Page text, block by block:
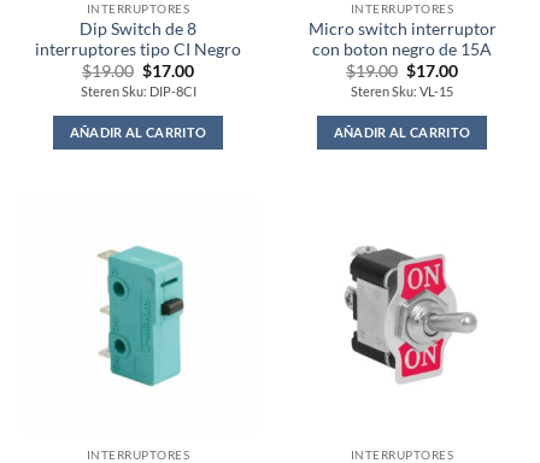
INTERRUPTORES
Dip Switch de 8
interruptores tipo CI Negro
$19.00 Original
price
was:
$19.00.
$17.00Current
price
is:
$17.00.
Steren Sku: DIP-8CI
AÑADIR AL CARRITO
INTERRUPTORES
Micro switch interruptor
con boton negro de 15A
$19.00 Original
price
was:
$19.00.
$17.00Current
$17.00.
Steren Sku: VL-15
AÑADIR AL CARRITO
INTERRUPTORES INTERRUPTORES